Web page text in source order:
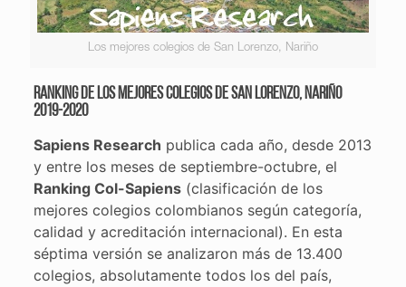
Los mejores colegios de San Lorenzo, Nariño
Ranking de los mejores colegios de San Lorenzo, Nariño
2019-2020
Sapiens Research publica cada año, desde 2013
y entre los meses de septiembre-octubre, el
Ranking Col-Sapiens(clasificación de los
mejores colegios colombianos según categoría,
calidad y acreditación internacional). En esta
séptima versión se analizaron más de 13.400
colegios, absolutamente todos los del país,